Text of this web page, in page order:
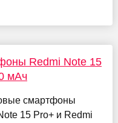
Redmi Note 15
мАч
смартфоны
15 Pro+ и Redmi